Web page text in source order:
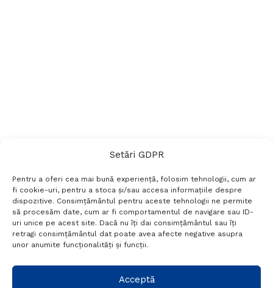
Setări GDPR
Pentru a oferi cea mai bună experiență, folosim tehnologii, cum ar
fi cookie-uri, pentru a stoca și/sau accesa informațiile despre
dispozitive. Consimțământul pentru aceste tehnologii ne permite
să procesăm date, cum ar fi comportamentul de navigare sau ID-
uri unice pe acest site. Dacă nu îți dai consimțământul sau îți
retragi consimțământul dat poate avea afecte negative asupra
unor anumite funcționalități și funcții.
Acceptă
Termeni si conditii
Politică de confidențialitate
Politica cookies
Setări GDPR
+40 788 760 194